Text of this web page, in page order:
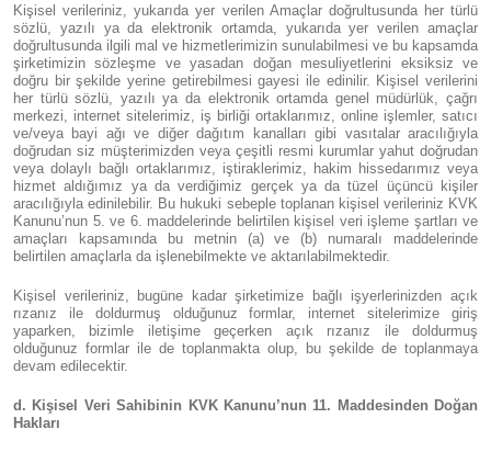
Kişisel verileriniz, yukarıda yer verilen Amaçlar doğrultusunda her türlü
sözlü, yazılı ya da elektronik ortamda, yukarıda yer verilen amaçlar
doğrultusunda ilgili mal ve hizmetlerimizin sunulabilmesi ve bu kapsamda
şirketimizin sözleşme ve yasadan doğan mesuliyetlerini eksiksiz ve
doğru bir şekilde yerine getirebilmesi gayesi ile edinilir. Kişisel verilerini
her türlü sözlü, yazılı ya da elektronik ortamda genel müdürlük, çağrı
merkezi, internet sitelerimiz, iş birliği ortaklarımız, online işlemler, satıcı
ve/veya bayi ağı ve diğer dağıtım kanalları gibi vasıtalar aracılığıyla
doğrudan siz müşterimizden veya çeşitli resmi kurumlar yahut doğrudan
veya dolaylı bağlı ortaklarımız, iştiraklerimiz, hakim hissedarımız veya
hizmet aldığımız ya da verdiğimiz gerçek ya da tüzel üçüncü kişiler
aracılığıyla edinilebilir. Bu hukuki sebeple toplanan kişisel verileriniz KVK
Kanunu’nun 5. ve 6. maddelerinde belirtilen kişisel veri işleme şartları ve
amaçları kapsamında bu metnin (a) ve (b) numaralı maddelerinde
belirtilen amaçlarla da işlenebilmekte ve aktarılabilmektedir.
Kişisel verileriniz, bugüne kadar şirketimize bağlı işyerlerinizden açık
rızanız ile doldurmuş olduğunuz formlar, internet sitelerimize giriş
yaparken, bizimle iletişime geçerken açık rızanız ile doldurmuş
olduğunuz formlar ile de toplanmakta olup, bu şekilde de toplanmaya
devam edilecektir.
d. Kişisel Veri Sahibinin KVK Kanunu’nun 11. Maddesinden Doğan
Hakları